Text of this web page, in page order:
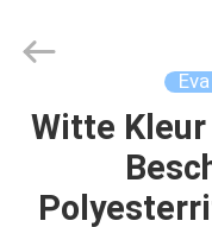
HUIS
PRODUCTEN
Limited.
Witte